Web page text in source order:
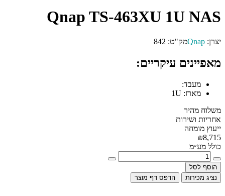
Qnap TS-463XU 1U NAS
יצרן: Qnapמק"ט: 842
מאפיינים עיקריים:
מעבד:
מארז:
משלוח מהיר
אחריות ושירות
ייעוץ מומחה
₪8,715
כולל מע״מ
הוסף לסל
נציג מכירות
הדפס דף מוצר